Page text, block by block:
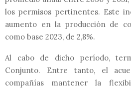
los permisos pertinentes. Este
aumento en la producción de
como base 2023, de 2,8%.
Al cabo de dicho período,
Conjunto. Entre tanto, el
compañías mantener la